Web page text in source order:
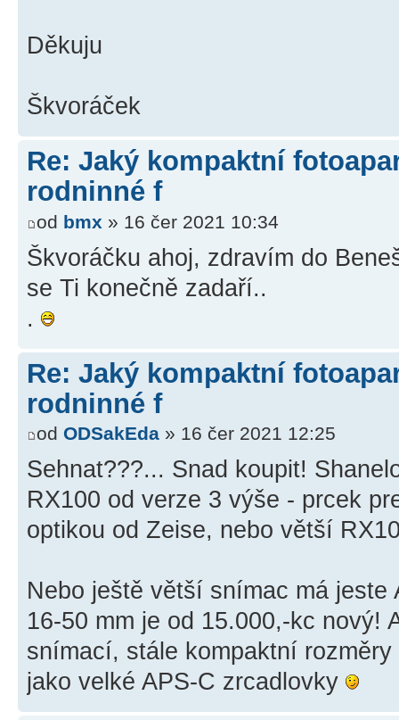
Děkuju
Škvoráček
Re: Jaký kompaktní
rodninné f
od bmx » 16 čer 2021 10:34
Škvoráčku ahoj, zdravím do
se Ti konečně zadaří..
.
Re: Jaký kompaktní
rodninné f
od ODSakEda » 16 čer 2021 12:25
Sehnat???... Snad koupit!
RX100 od verze 3 výše - prcek
optikou od Zeise, nebo větší
Nebo ještě větší snímac má jeste
16-50 mm je od 15.000,-kc nový!
snímací, stále kompaktní rozměry
jako velké APS-C zrcadlovky